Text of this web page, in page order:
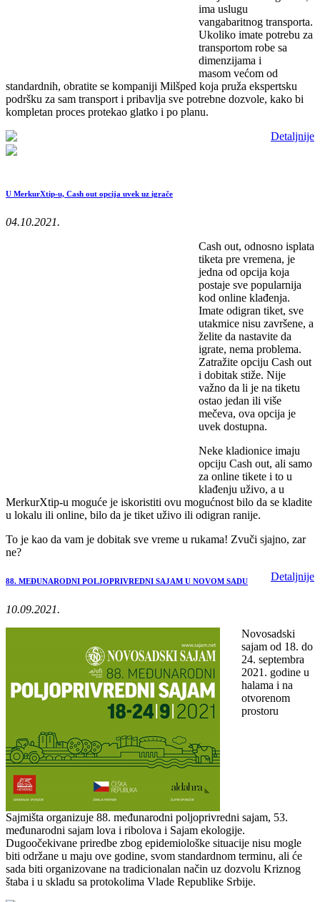
ima uslugu
vangabaritnog transporta.
Ukoliko imate potrebu za
transportom robe sa
dimenzijama i
masom većom od
standardnih, obratite se kompaniji Milšped koja pruža ekspertsku
podršku za sam transport i pribavlja sve potrebne dozvole, kako bi
kompletan proces protekao glatko i po planu.
Detaljnije
U MerkurXtip-u, Cash out opcija uvek uz igrače
04.10.2021.
Cash out, odnosno isplata
tiketa pre vremena, je
jedna od opcija koja
postaje sve popularnija
kod online klađenja.
Imate odigran tiket, sve
utakmice nisu završene, a
želite da nastavite da
igrate, nema problema.
Zatražite opciju Cash out
i dobitak stiže. Nije
važno da li je na tiketu
ostao jedan ili više
mečeva, ova opcija je
uvek dostupna.
Neke kladionice imaju
opciju Cash out, ali samo
za online tikete i to u
klađenju uživo, a u
MerkurXtip-u moguće je iskoristiti ovu mogućnost bilo da se kladite
u lokalu ili online, bilo da je tiket uživo ili odigran ranije.
To je kao da vam je dobitak sve vreme u rukama! Zvuči sjajno, zar
ne?
Detaljnije
88. MEĐUNARODNI POLJOPRIVREDNI SAJAM U NOVOM SADU
10.09.2021.
Novosadski
sajam od 18. do
24. septembra
2021. godine u
halama i na
otvorenom
prostoru
Sajmišta organizuje 88. međunarodni poljoprivredni sajam, 53.
međunarodni sajam lova i ribolova i Sajam ekologije.
Dugoočekivane priredbe zbog epidemiološke situacije nisu mogle
biti održane u maju ove godine, svom standardnom terminu, ali će
sada biti organizovane na tradicionalan način uz dozvolu Kriznog
štaba i u skladu sa protokolima Vlade Republike Srbije.